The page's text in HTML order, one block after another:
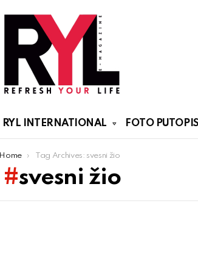
RYL INTERNATIONAL FOTO PUTOPISI
Home Tag Archives: svesni žio
svesni žio